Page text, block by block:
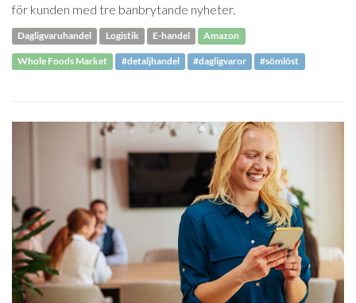
för kunden med tre banbrytande nyheter.
Dagligvaruhandel Logistik E-handel Amazon
Whole Foods Market #detaljhandel #dagligvaror #sömlöst